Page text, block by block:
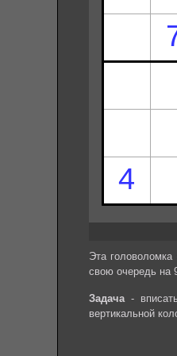
Эта
свою очередь на
Задача-
вертикальной